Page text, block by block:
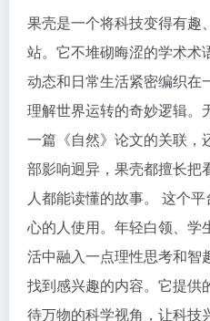
果壳是一个将科技变得有趣
站。它不堆砌晦涩的学术术
动态和日常生活紧密编织在
理解世界运转的奇妙逻辑。
一篇《自然》论文的关联，
部影响迥异，果壳都擅长把
人都能读懂的故事。 这个
心的人使用。年轻白领、学
活中融入一点理性思考和智
找到感兴趣的内容。它提供
待万物的科学视角，让科技